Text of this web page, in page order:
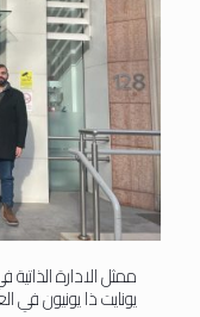
ممثل الادارة
يونايت ذا يونيون في